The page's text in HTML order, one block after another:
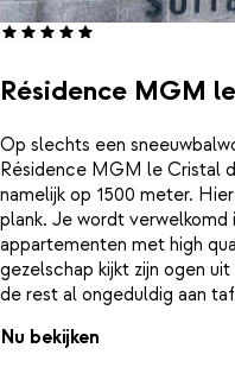
Résidence MGM
Op slechts een
Résidence MGM le Cristal
namelijk op 1500 meter.
plank. Je wordt
appartementen met high
gezelschap kijkt zijn ogen
de rest al ongeduldig aan
gezelschap? Dan kun je
een van de restaurants in
Nu bekijken